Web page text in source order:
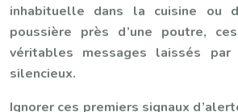
inhabituelle dans la cuisine ou
poussière près d’une poutre,
véritables messages laissés par
silencieux.
Ignorer ces premiers signaux